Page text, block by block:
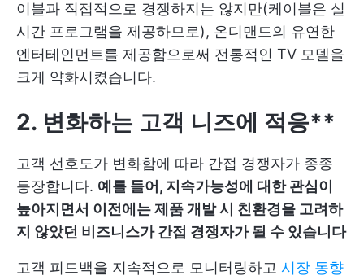
이블과 직접적으로 경쟁하지는 않지만(케이블은 실
시간 프로그램을 제공하므로), 온디맨드의 유연한
엔터테인먼트를 제공함으로써 전통적인 TV 모델을
크게 약화시켰습니다.
2. 변화하는 고객 니즈에 적응**
고객 선호도가 변화함에 따라 간접 경쟁자가 종종
등장합니다. 예를 들어, 지속가능성에 대한 관심이
높아지면서 이전에는 제품 개발 시 친환경을 고려하
지 않았던 비즈니스가 간접 경쟁자가 될 수 있습니다
고객 피드백을 지속적으로 모니터링하고 시장 동향